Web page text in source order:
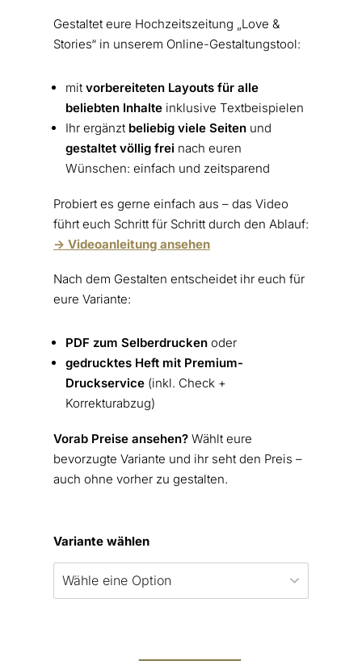
Gestaltet eure Hochzeitszeitung „Love &
Stories“ in unserem Online-Gestaltungstool:
mit vorbereiteten Layouts für alle
beliebten Inhalteinklusive Textbeispielen
Ihr ergänzt beliebig viele Seitenund
gestaltet völlig frei nach euren
Wünschen: einfach und zeitsparend
Probiert es gerne einfach aus – das Video
führt euch Schritt für Schritt durch den Ablauf:
-> Videoanleitung ansehen
Nach dem Gestalten entscheidet ihr euch für
eure Variante:
PDF zum Selberdruckenoder
gedrucktes Heft mit Premium-
Druckservice(inkl. Check +
Korrekturabzug)
Vorab Preise ansehen?Wählt eure
bevorzugte Variante und ihr seht den Preis –
auch ohne vorher zu gestalten.
Variante wählen